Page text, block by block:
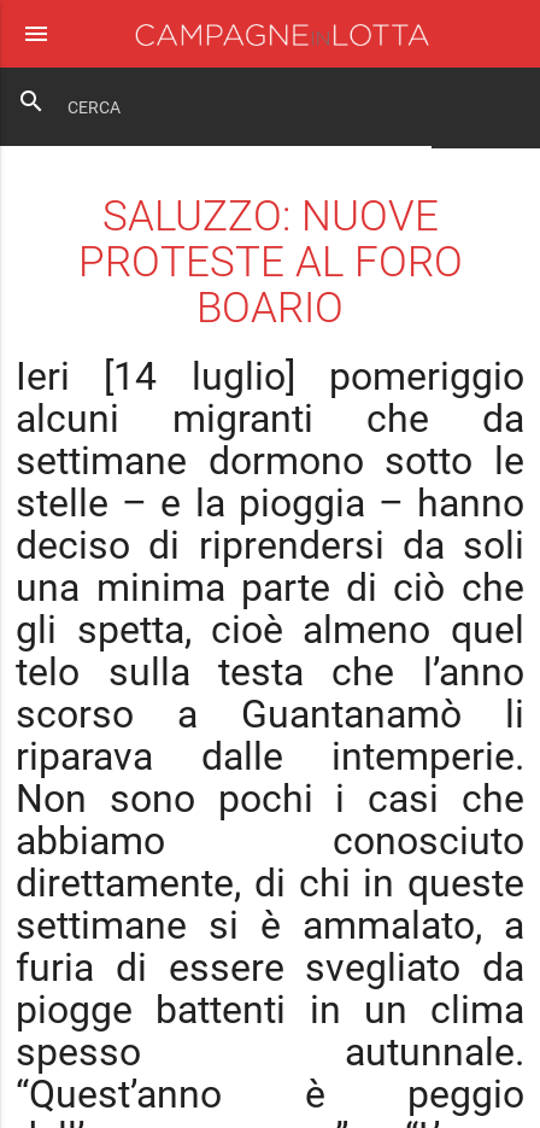
menu
search
SALUZZO: NUOVE
PROTESTE AL FORO
BOARIO
Ieri [14 luglio] pomeriggio
alcuni migranti che da
settimane dormono sotto le
stelle – e la pioggia – hanno
deciso di riprendersi da soli
una minima parte di ciò che
gli spetta, cioè almeno quel
telo sulla testa che l’anno
scorso a Guantanamò li
riparava dalle intemperie.
Non sono pochi i casi che
abbiamo conosciuto
direttamente, di chi in queste
settimane si è ammalato, a
furia di essere svegliato da
piogge battenti in un clima
spesso autunnale.
“Quest’anno è peggio